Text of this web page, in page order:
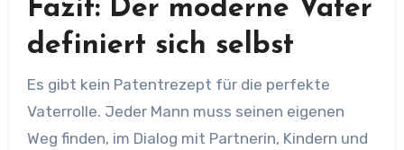
Fazit: Der moderne Vater
definiert sich selbst
Es gibt kein Patentrezept für die perfekte
Vaterrolle. Jeder Mann muss seinen eigenen
Weg finden, im Dialog mit Partnerin, Kindern und